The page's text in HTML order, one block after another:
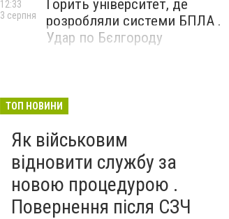
Горить університет, де
розробляли системи БПЛА .
Удар по Бєлгороду
12:33
3 серпня
ТОП НОВИНИ
Як військовим
відновити службу за
новою процедурою .
Повернення після СЗЧ